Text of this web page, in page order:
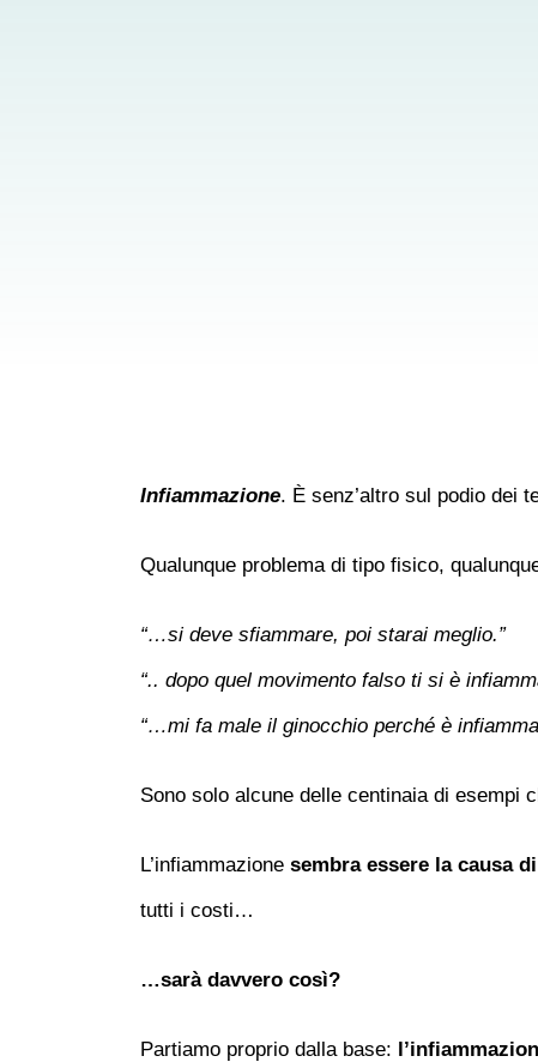
Infiammazione. È senz’altro sul podio dei
Qualunque problema di tipo fisico,
“…si deve sfiammare, poi starai meglio.”
“.. dopo quel movimento falso ti si è
“…mi fa male il ginocchio perché è
Sono solo alcune delle centinaia di esempi
L’infiammazione sembra essere la causa
tutti i costi…
…sarà davvero così?
Partiamo proprio dalla base: